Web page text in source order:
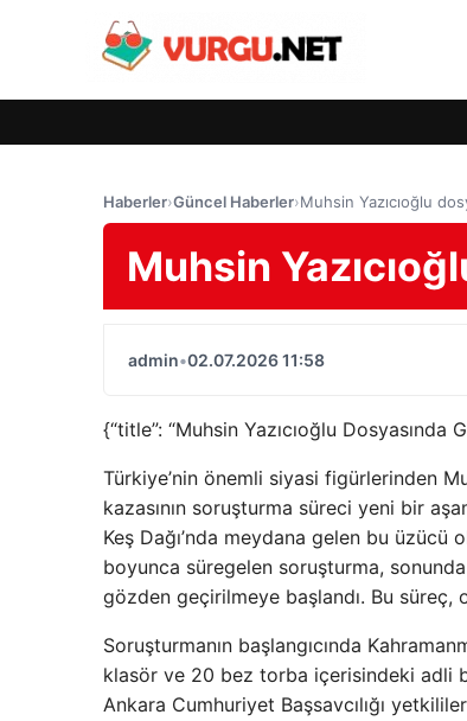
Haberler›Güncel Haberler›Muhsin Yazıcıoğlu
Muhsin
admin•02.07.2026 11:58
{“title”: “Muhsin Yazıcıoğlu Dosyasında
Türkiye’nin önemli siyasi figürlerinden
kazasının soruşturma süreci yeni bir
Keş Dağı’nda meydana gelen bu üzücü
boyunca süregelen soruşturma,
gözden geçirilmeye başlandı. Bu süreç,
Soruşturmanın başlangıcında
klasör ve 20 bez torba içerisindeki adli
Ankara Cumhuriyet Başsavcılığı